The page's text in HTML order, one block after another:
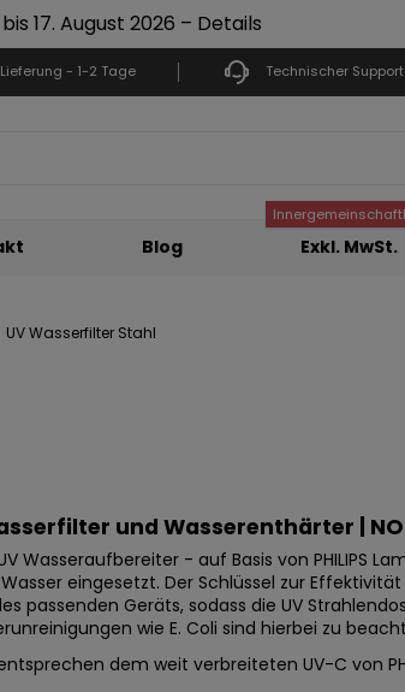
17. August 2026 – Details
- 1-2 Tage Technischer
Blog Exkl. MwSt.
UV Wasserfilter Stahl
und Wasserenthärter |
Wasseraufbereiter - auf Basis von PHILIPS
eingesetzt. Der Schlüssel zur
passenden Geräts, sodass die UV
wie E. Coli sind hierbei zu
dem weit verbreiteten UV-C von